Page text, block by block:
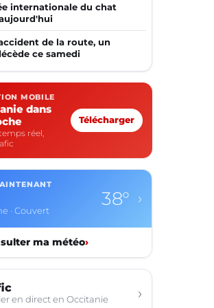
internationale du chat
de la route, un
ce samedi
MOBILE
dans
réel,
Télécharger
· Couvert
38° ›
ma météo›
en direct en Occitanie ›